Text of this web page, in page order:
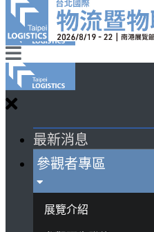
最新消息
參觀者專區
展覽介紹